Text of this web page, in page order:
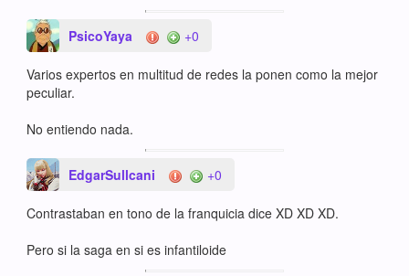
PsicoYaya +0
Varios expertos en multitud de redes la ponen como la mejor
peculiar.
No entiendo nada.
EdgarSullcani +0
Contrastaban en tono de la franquicia dice XD XD XD.
Pero si la saga en si es infantiloide